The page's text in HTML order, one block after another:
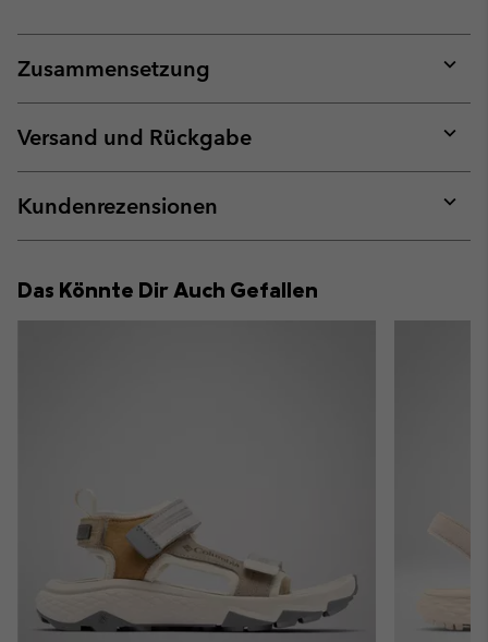
Zusammensetzung
or
Versand und Rückgabe
or
Kundenrezensionen
or
Das Könnte Dir Auch Gefallen